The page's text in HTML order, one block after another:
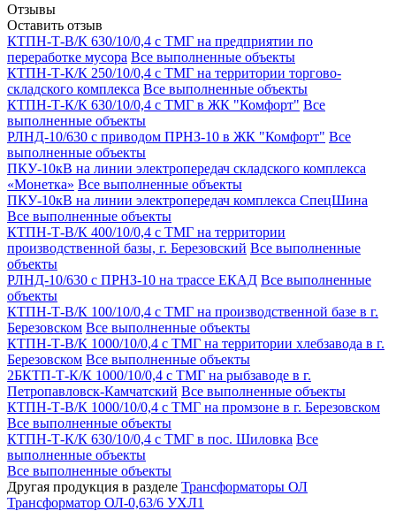
Отзывы
Оставить отзыв
КТПН-Т-В/К 630/10/0,4 с ТМГ на предприятии по
переработке мусора Все выполненные объекты
КТПН-Т-К/К 250/10/0,4 с ТМГ на территории торгово-
складского комплекса Все выполненные объекты
КТПН-Т-К/К 630/10/0,4 с ТМГ в ЖК "Комфорт" Все
выполненные объекты
РЛНД-10/630 с приводом ПРНЗ-10 в ЖК "Комфорт" Все
выполненные объекты
ПКУ-10кВ на линии электропередач складского комплекса
«Монетка» Все выполненные объекты
ПКУ-10кВ на линии электропередач комплекса СпецШина
Все выполненные объекты
КТПН-Т-В/К 400/10/0,4 с ТМГ на территории
производственной базы, г. Березовский Все выполненные
объекты
РЛНД-10/630 с ПРНЗ-10 на трассе ЕКАД Все выполненные
объекты
КТПН-Т-В/К 100/10/0,4 с ТМГ на производственной базе в г.
Березовском Все выполненные объекты
КТПН-Т-В/К 1000/10/0,4 с ТМГ на территории хлебзавода в г.
Березовском Все выполненные объекты
2БКТП-Т-К/К 1000/10/0,4 с ТМГ на рыбзаводе в г.
Петропавловск-Камчатский Все выполненные объекты
КТПН-Т-В/К 1000/10/0,4 с ТМГ на промзоне в г. Березовском
Все выполненные объекты
КТПН-Т-К/К 630/10/0,4 с ТМГ в пос. Шиловка Все
выполненные объекты
Все выполненные объекты
Другая продукция в разделе Трансформаторы ОЛ
Трансформатор ОЛ-0,63/6 УХЛ1